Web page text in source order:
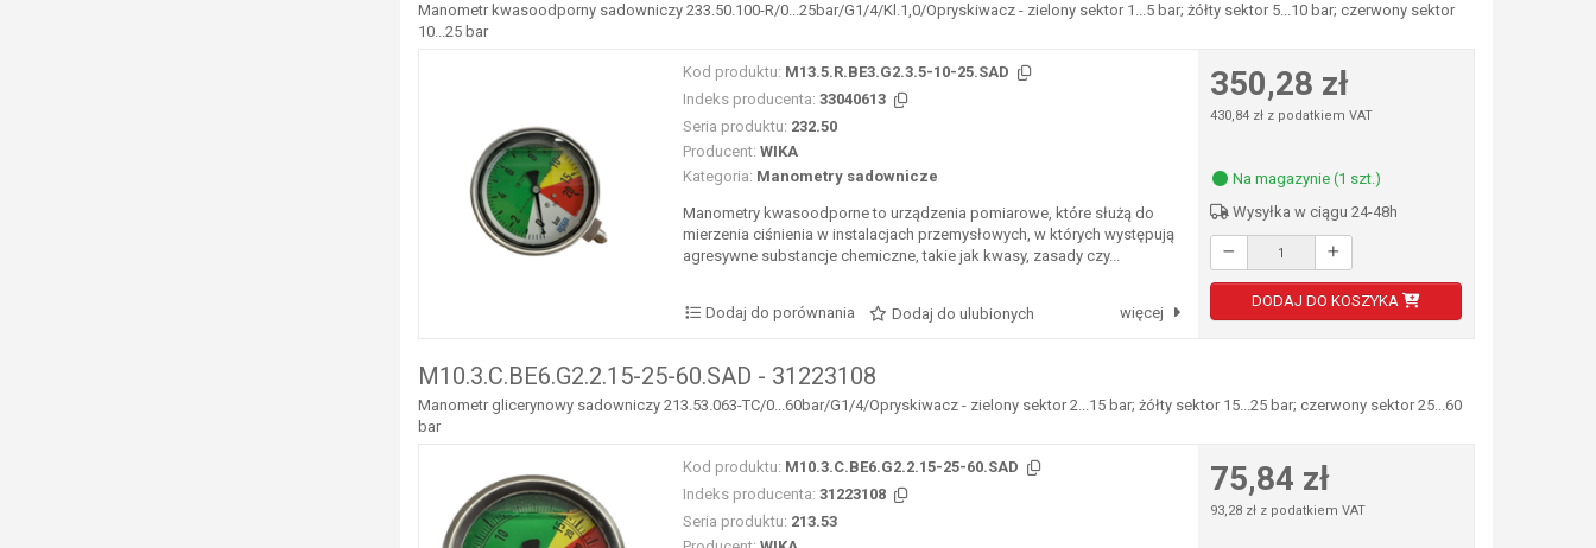
Manometr kwasoodporny sadowniczy 233.50.100-R/0...25bar/G1/4/Kl.1,0/Opryskiwacz - zielony sektor 1...5 bar; żółty sektor 5...10 bar; czerwony sektor
10...25 bar
Kod produktu: M13.5.R.BE3.G2.3.5-10-25.SAD
Indeks producenta: 33040613
Seria produktu: 232.50
Producent: WIKA
Kategoria: Manometry sadownicze
Manometry kwasoodporne to urządzenia pomiarowe, które służą do
mierzenia ciśnienia w instalacjach przemysłowych, w których występują
agresywne substancje chemiczne, takie jak kwasy, zasady czy...
Dodaj do porównania Dodaj do ulubionych więcej
350,28 zł
430,84 zł z podatkiem VAT
Na magazynie (1 szt.)
Wysyłka w ciągu 24-48h
DODAJ DO KOSZYKA
M10.3.C.BE6.G2.2.15-25-60.SAD - 31223108
Manometr glicerynowy sadowniczy 213.53.063-TC/0...60bar/G1/4/Opryskiwacz - zielony sektor 2...15 bar; żółty sektor 15...25 bar; czerwony sektor 25...60
bar
Kod produktu: M10.3.C.BE6.G2.2.15-25-60.SAD
Indeks producenta: 31223108
Seria produktu: 213.53
75,84 zł
93,28 zł z podatkiem VAT